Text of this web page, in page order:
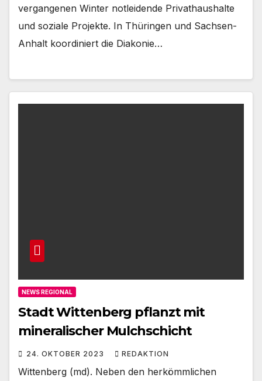
vergangenen Winter notleidende Privathaushalte
und soziale Projekte. In Thüringen und Sachsen-
Anhalt koordiniert die Diakonie…
NEWS REGIONAL
Stadt Wittenberg pflanzt mit
mineralischer Mulchschicht
24. OKTOBER 2023 REDAKTION
Wittenberg (md). Neben den herkömmlichen